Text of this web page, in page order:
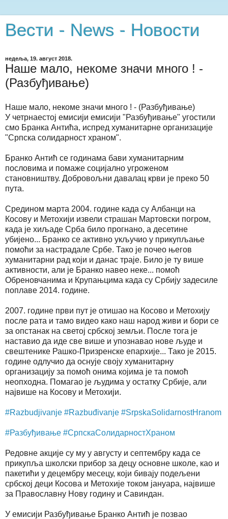
Вести - News - Новости
недеља, 19. август 2018.
Наше мало, некоме значи много ! -
(Разбуђивање)
Наше мало, некоме значи много ! - (Разбуђивање)
У четрнаестој емисији емисији "Разбуђивање" угостили
смо Бранка Антића, испред хуманитарне организације
"Српска солидарност храном".
Бранко Антић се годинама бави хуманитарним
пословима и помаже социјално угроженом
становништву. Добровољни давалац крви је преко 50
пута.
Средином марта 2004. године када су Албанци на
Косову и Метохији извели страшан Мартовски погром,
када је хиљаде Срба било прогнано, а десетине
убијено... Бранко се активно укључио у прикупљање
помоћи за настрадале Србе. Тако је почео његов
хуманитарни рад који и данас траје. Било је ту више
активности, али је Бранко навео неке... помоћ
Обреновчанима и Крупањцима када су Србију задесиле
поплаве 2014. године.
2007. године први пут је отишао на Косово и Метохију
после рата и тамо видео како наш народ живи и бори се
за опстанак на светој србској земљи. После тога је
наставио да иде све више и упознавао нове људе и
свештенике Рашко-Призренске епархије... Тако је 2015.
године одлучио да оснује своју хуманитарну
организацију за помоћ онима којима је та помоћ
неопходна. Помагао је људима у остатку Србије, али
највише на Косову и Метохији.
#Razbudjivanje #Razbuđivanje #SrpskaSolidarnostHranom
#Разбуђивање #СрпскаСолидарностХраном
Редовне акције су му у августу и септембру када се
прикупља школски прибор за децу основне школе, као и
пакетићи у децембру месецу, који бивају подељени
србској деци Косова и Метохије током јануара, највише
за Православну Нову годину и Савиндан.
У емисији Разбуђивање Бранко Антић је позвао